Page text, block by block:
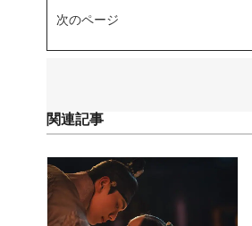
次のページ
関連記事